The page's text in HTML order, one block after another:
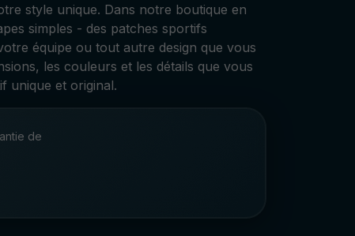
style unique. Dans notre boutique en
simples - des patches sportifs
équipe ou tout autre design que vous
les couleurs et les détails que vous
unique et original.
de